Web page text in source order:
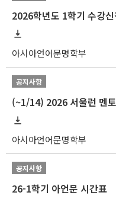
2026학년도 1학기 수강신
아시아언어문명학부
공지사항
(~1/14) 2026 서울런 멘
아시아언어문명학부
공지사항
26-1학기 아언문 시간표